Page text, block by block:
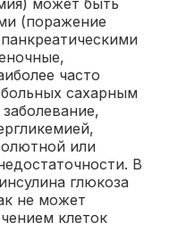
(поражение
часто
больных сахарным
или
В
глюкоза
не может
клеток